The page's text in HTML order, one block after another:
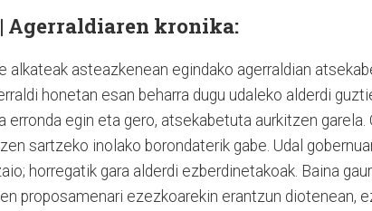
| Agerraldiaren kronika:
alkateak asteazkenean egindako agerraldian
honetan esan beharra dugu udaleko alderdi
erronda egin eta gero, atsekabetuta aurkitzen
sartzeko inolako borondaterik gabe. Udal
horregatik gara alderdi ezberdinetakoak. Baina
proposamenari ezezkoarekin erantzun diotenean,